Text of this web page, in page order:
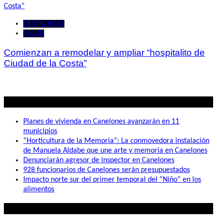
DESTACADAS
SALUD
Comienzan a remodelar y ampliar “hospitalito de
Ciudad de la Costa”
Planes de vivienda en Canelones avanzarán en 11
municipios
“Horticultura de la Memoria”: La conmovedora instalación
de Manuela Aldabe que une arte y memoria en Canelones
Denunciarán agresor de inspector en Canelones
928 funcionarios de Canelones serán presupuestados
Impacto norte sur del primer temporal del “Niño” en los
alimentos